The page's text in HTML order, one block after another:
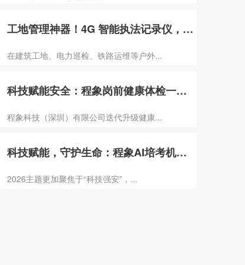
工地管理神器！4G 智能执法记录仪，一机
在建筑工地、电力巡检、铁路运维等户外...
科技赋能安全：程象岗前健康体检一体机体检
程象科技（深圳）有限公司迭代升级健康...
科技赋能，守护生命：程象AI培考机引领2
2026主题更加聚焦于“科技强安”，...